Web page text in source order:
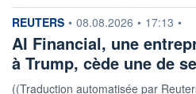
information fournie par
REUTERS • 08.08.2026 • 17:13 •
AI Financial, une
à Trump, cède une de
((Traduction automatisée par